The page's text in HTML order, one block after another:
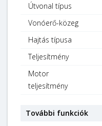
Útvonal típus
Vonóerő-közeg
Hajtás típusa
Teljesítmény
Motor
teljesítmény
További funkciók